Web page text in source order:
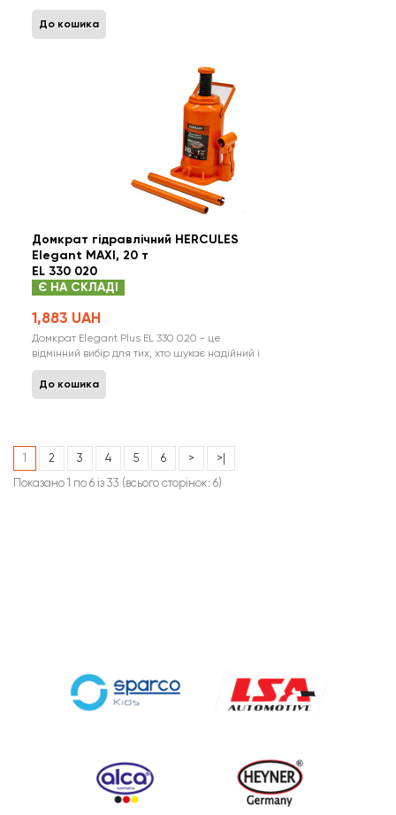
масою до 2 тон, що дає вам великий простір
для проведення різних видів робіт. Робочий
діапазон висот: З найменшою висотою підйому
мм, цей гідравлічний домкрат забезпеч..
До кошика
Домкрат гідравлічний HERCULES
Elegant MAXI, 20 т
EL 330 020
Є НА СКЛАДІ
1,883 UAH
Домкрат Elegant Plus EL 330 020 - це
відмінний вибір для тих, хто шукає надійний і
потужний домкрат для підняття важких
вантажів. Відомий польським брендом Elegant,
цей гідравлічний домкрат об'єднує в собі
До кошика
1 2 3 4 5 6 >
>|
Показано 1 по 6 із 33 (всього сторінок: 6)